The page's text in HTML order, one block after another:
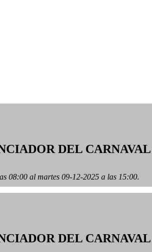
DEL
08:00 al martes 09-12-2025 a las 15:00.
DEL